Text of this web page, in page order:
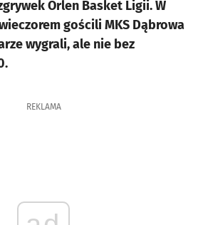
Orlen Basket Ligii. W
gościli MKS Dąbrowa
wygrali, ale nie bez
REKLAMA